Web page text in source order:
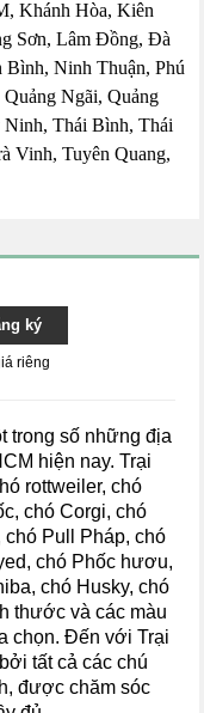
Khánh Hòa, Kiên
Sơn, Lâm Đồng, Đà
Ninh Thuận, Phú
Ngãi, Quảng
Ninh, Thái Bình, Thái
Vinh, Tuyên Quang,
ký
riêng
trong số những địa
hiện nay.Trại
rottweiler, chó
chó Corgi, chó
chó Pull Pháp, chó
chó Phốc hươu,
chó Husky, chó
thước và các màu
chọn. Đến với Trại
tất cả các chú
được chăm sóc